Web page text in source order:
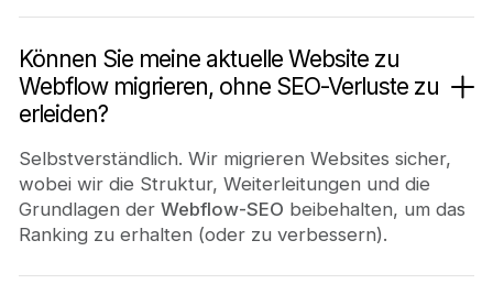
Können Sie meine aktuelle Website zu
Webflow migrieren, ohne SEO-Verluste zu
erleiden?
Selbstverständlich. Wir migrieren Websites sicher,
wobei wir die Struktur, Weiterleitungen und die
Grundlagen der Webflow-SEO beibehalten, um das
Ranking zu erhalten (oder zu verbessern).